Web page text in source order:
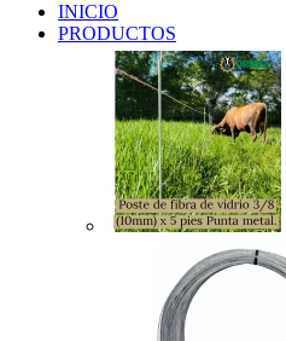
INICIO
PRODUCTOS